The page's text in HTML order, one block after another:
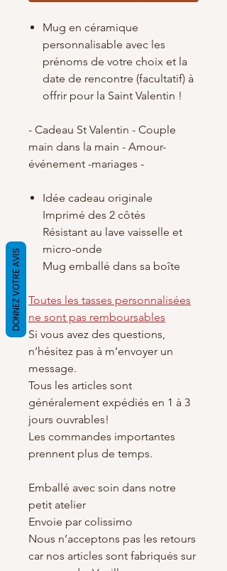
Mug en céramique
personnalisable avec les
prénoms de votre choix et la
date de rencontre (facultatif) à
offrir pour la Saint Valentin !
- Cadeau St Valentin - Couple
main dans la main - Amour-
événement -mariages -
Idée cadeau originale
Imprimé des 2 côtés
Résistant au lave vaisselle et
micro-onde
Mug emballé dans sa boîte
Toutes les tasses personnalisées
ne sont pas remboursables
Si vous avez des questions,
n’hésitez pas à m’envoyer un
message.
Tous les articles sont
généralement expédiés en 1 à 3
jours ouvrables!
Les commandes importantes
prennent plus de temps.
Emballé avec soin dans notre
petit atelier
Envoie par colissimo
Nous n’acceptons pas les retours
car nos articles sont fabriqués sur
DONNEZ VOTRE AVIS